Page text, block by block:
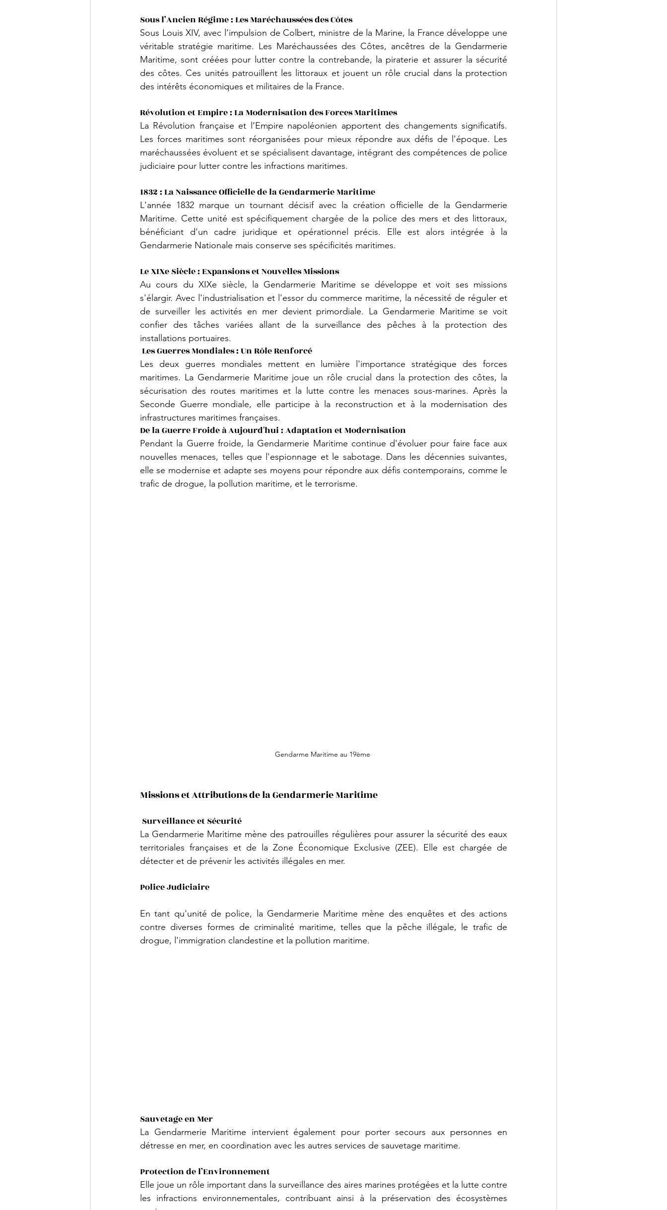
Sous l’Ancien Régime : Les Maréchaussées des Côtes
Sous Louis XIV, avec l’impulsion de Colbert, ministre de la Marine, la France développe une
véritable stratégie maritime. Les Maréchaussées des Côtes, ancêtres de la Gendarmerie
Maritime, sont créées pour lutter contre la contrebande, la piraterie et assurer la sécurité
des côtes. Ces unités patrouillent les littoraux et jouent un rôle crucial dans la protection
des intérêts économiques et militaires de la France.
Révolution et Empire : La Modernisation des Forces Maritimes
La Révolution française et l’Empire napoléonien apportent des changements significatifs.
Les forces maritimes sont réorganisées pour mieux répondre aux défis de l'époque. Les
maréchaussées évoluent et se spécialisent davantage, intégrant des compétences de police
judiciaire pour lutter contre les infractions maritimes.
1832 : La Naissance Officielle de la Gendarmerie Maritime
L'année 1832 marque un tournant décisif avec la création officielle de la Gendarmerie
Maritime. Cette unité est spécifiquement chargée de la police des mers et des littoraux,
bénéficiant d'un cadre juridique et opérationnel précis. Elle est alors intégrée à la
Gendarmerie Nationale mais conserve ses spécificités maritimes.
Le XIXe Siècle : Expansions et Nouvelles Missions
Au cours du XIXe siècle, la Gendarmerie Maritime se développe et voit ses missions
s'élargir. Avec l'industrialisation et l'essor du commerce maritime, la nécessité de réguler et
de surveiller les activités en mer devient primordiale. La Gendarmerie Maritime se voit
confier des tâches variées allant de la surveillance des pêches à la protection des
installations portuaires.
Les Guerres Mondiales : Un Rôle Renforcé
Les deux guerres mondiales mettent en lumière l'importance stratégique des forces
maritimes. La Gendarmerie Maritime joue un rôle crucial dans la protection des côtes, la
sécurisation des routes maritimes et la lutte contre les menaces sous-marines. Après la
Seconde Guerre mondiale, elle participe à la reconstruction et à la modernisation des
infrastructures maritimes françaises.
De la Guerre Froide à Aujourd'hui : Adaptation et Modernisation
Pendant la Guerre froide, la Gendarmerie Maritime continue d'évoluer pour faire face aux
nouvelles menaces, telles que l'espionnage et le sabotage. Dans les décennies suivantes,
elle se modernise et adapte ses moyens pour répondre aux défis contemporains, comme le
trafic de drogue, la pollution maritime, et le terrorisme.
Gendarme Maritime au 19ème
Missions et Attributions de la Gendarmerie Maritime
Surveillance et Sécurité
La Gendarmerie Maritime mène des patrouilles régulières pour assurer la sécurité des eaux
territoriales françaises et de la Zone Économique Exclusive (ZEE). Elle est chargée de
détecter et de prévenir les activités illégales en mer.
Police Judiciaire
En tant qu'unité de police, la Gendarmerie Maritime mène des enquêtes et des actions
contre diverses formes de criminalité maritime, telles que la pêche illégale, le trafic de
drogue, l'immigration clandestine et la pollution maritime.
Sauvetage en Mer
La Gendarmerie Maritime intervient également pour porter secours aux personnes en
détresse en mer, en coordination avec les autres services de sauvetage maritime.
Protection de l’Environnement
Elle joue un rôle important dans la surveillance des aires marines protégées et la lutte contre
les infractions environnementales, contribuant ainsi à la préservation des écosystèmes